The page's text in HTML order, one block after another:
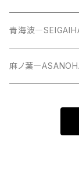
青海波
麻ノ葉